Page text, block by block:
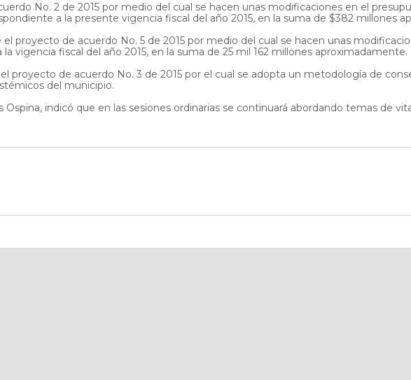
No. 2 de 2015 por medio del cual se hacen unas modificaciones en el
a la presente vigencia fiscal del año 2015, en la suma de $382 millones
proyecto de acuerdo No. 5 de 2015 por medio del cual se hacen unas
vigencia fiscal del año 2015, en la suma de 25 mil 162 millones aproximadamente.
proyecto de acuerdo No. 3 de 2015 por el cual se adopta un metodología de
del municipio.
Ospina, indicó que en las sesiones ordinarias se continuará abordando temas de